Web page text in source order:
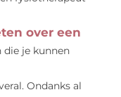
over een
die je kunnen
Ondanks al